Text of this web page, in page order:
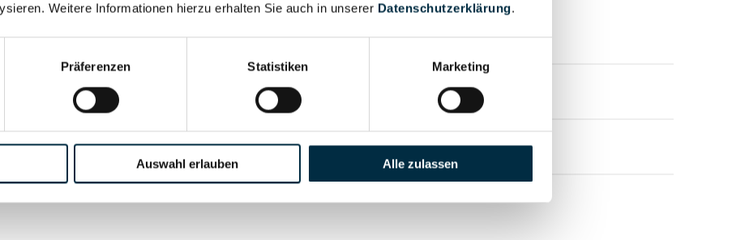
Weitere Informationen hierzu erhalten Sie auch in unserer Datenschutzerklärung.
Präferenzen Statistiken Marketing
Auswahl erlauben Alle zulassen
Vollständiges Unternehmensprofil anfragen
Vollständiges Unternehmensprofil anfragen
Vollständiges Unternehmensprofil anfragen